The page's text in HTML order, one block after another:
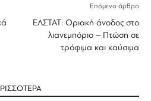
Επόμενο άρθρο
ΕΛΣΤΑΤ: Οριακή άνοδος στο
λιανεμπόριο – Πτώση σε
τρόφιμα και καύσιμα